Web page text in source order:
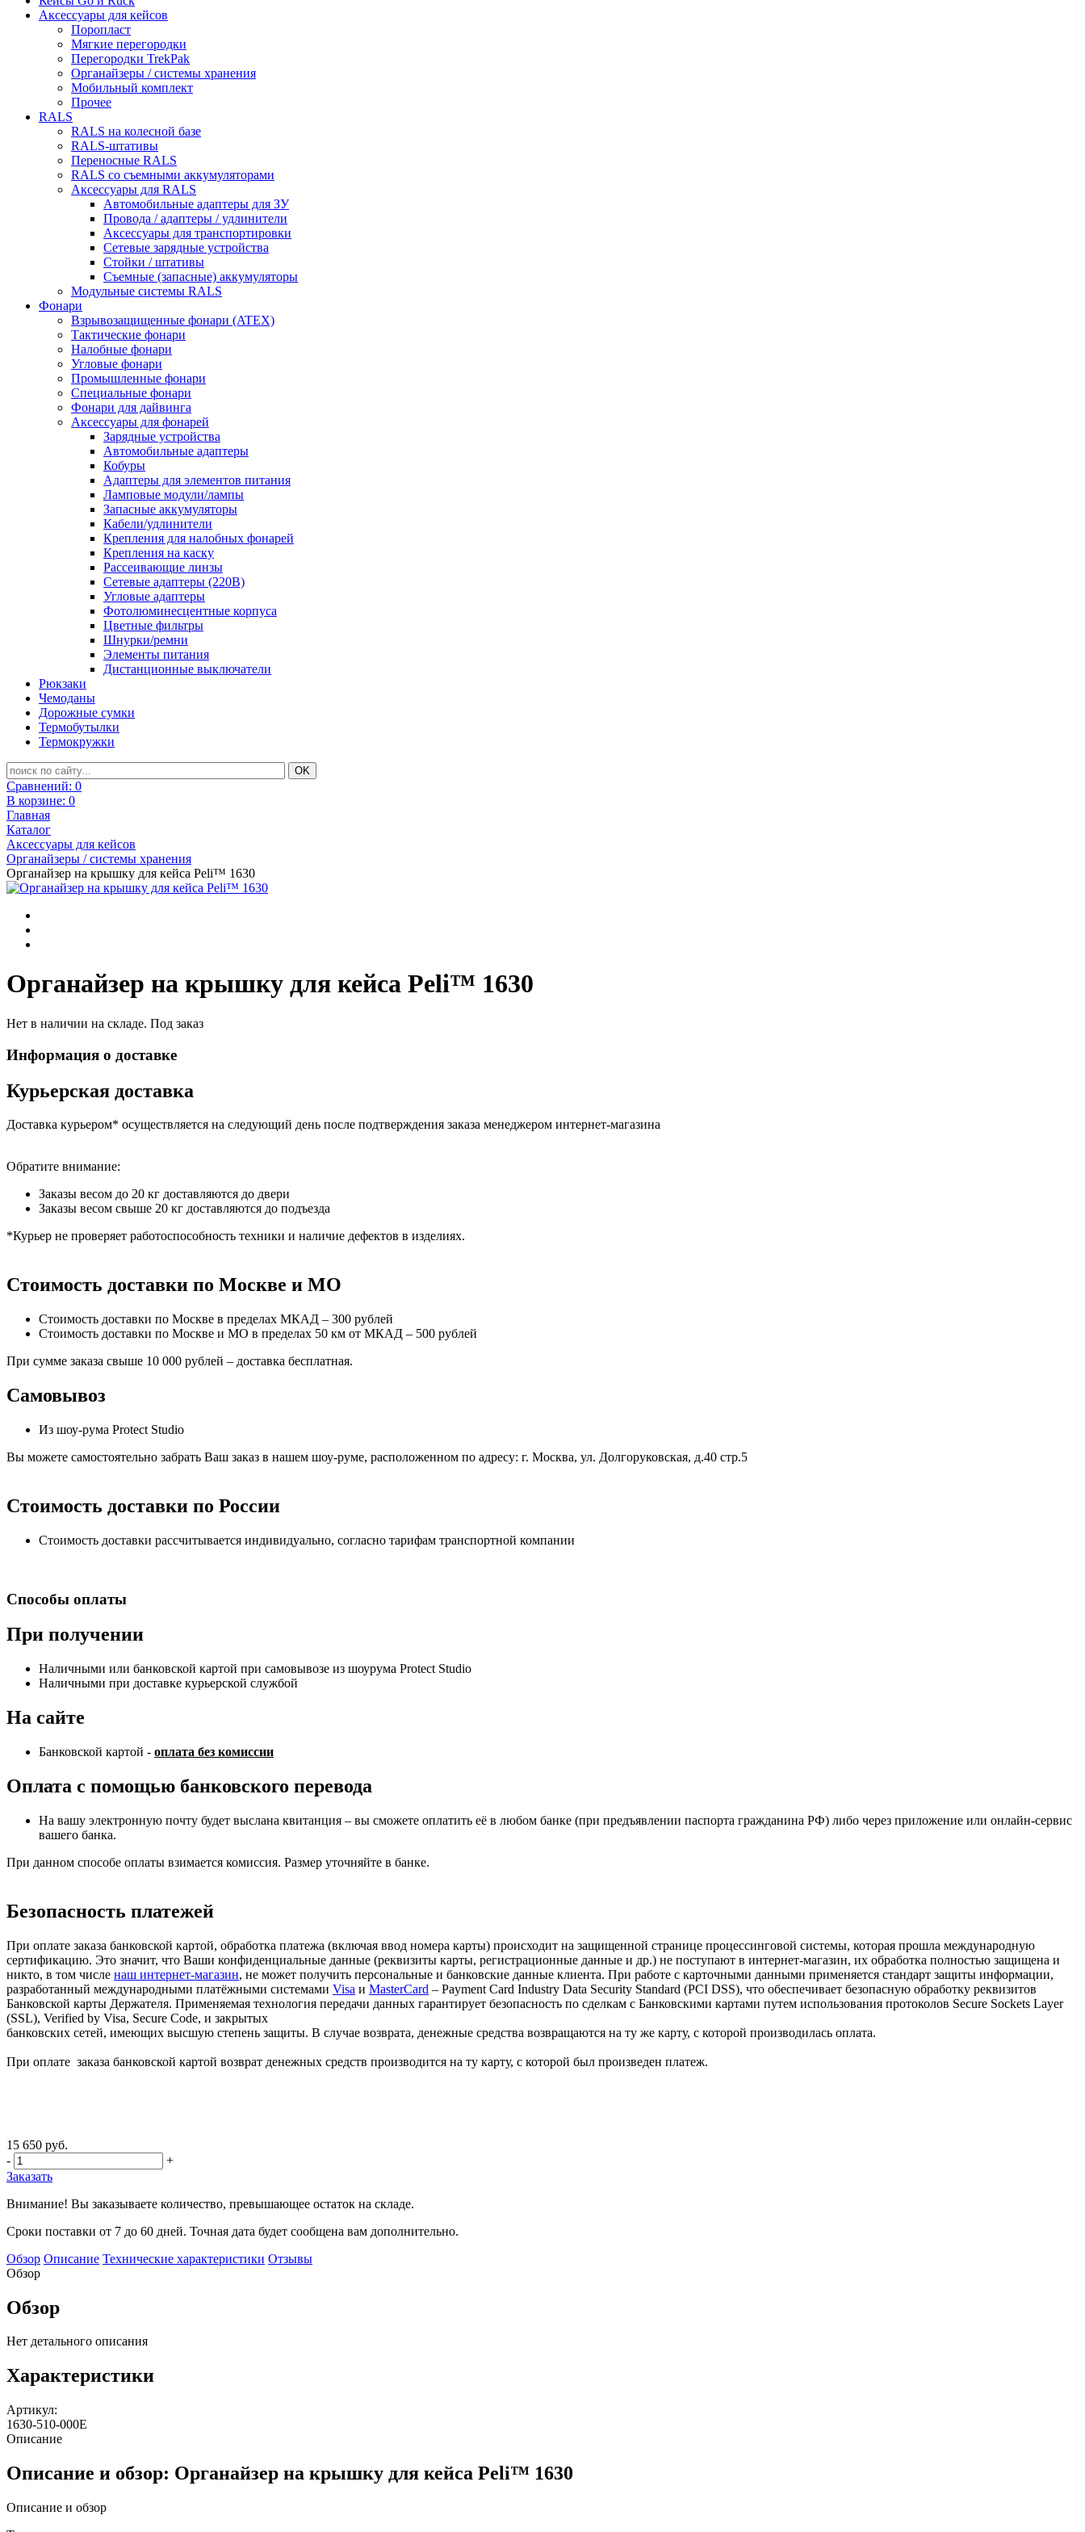
Аксессуары для кейсов
Поропласт
Мягкие перегородки
Перегородки TrekPak
Органайзеры / системы хранения
Мобильный комплект
Прочее
RALS
RALS на колесной базе
RALS-штативы
Переносные RALS
RALS со съемными аккумуляторами
Аксессуары для RALS
Автомобильные адаптеры для ЗУ
Провода / адаптеры / удлинители
Аксессуары для транспортировки
Сетевые зарядные устройства
Стойки / штативы
Съемные (запасные) аккумуляторы
Модульные системы RALS
Фонари
Взрывозащищенные фонари (ATEX)
Тактические фонари
Налобные фонари
Угловые фонари
Промышленные фонари
Специальные фонари
Фонари для дайвинга
Аксессуары для фонарей
Зарядные устройства
Автомобильные адаптеры
Кобуры
Адаптеры для элементов питания
Ламповые модули/лампы
Запасные аккумуляторы
Кабели/удлинители
Крепления для налобных фонарей
Крепления на каску
Рассеивающие линзы
Сетевые адаптеры (220В)
Угловые адаптеры
Фотолюминесцентные корпуса
Цветные фильтры
Шнурки/ремни
Элементы питания
Дистанционные выключатели
Рюкзаки
Чемоданы
Дорожные сумки
Термобутылки
Термокружки
Сравнений: 0
В корзине: 0
Главная
Каталог
Аксессуары для кейсов
Органайзеры / системы хранения
Органайзер на крышку для кейса Peli™ 1630
Органайзер на крышку для кейса Peli™ 1630
Нет в наличии на складе. Под заказ
Информация о доставке
Курьерская доставка
Доставка курьером* осуществляется на следующий день после подтверждения заказа менеджером интернет-магазина
Обратите внимание:
Заказы весом до 20 кг доставляются до двери
Заказы весом свыше 20 кг доставляются до подъезда
*Курьер не проверяет работоспособность техники и наличие дефектов в изделиях.
Стоимость доставки по Москве и МО
Стоимость доставки по Москве в пределах МКАД – 300 рублей
Стоимость доставки по Москве и МО в пределах 50 км от МКАД – 500 рублей
При сумме заказа свыше 10 000 рублей – доставка бесплатная.
Самовывоз
Из шоу-рума Protect Studio
Вы можете самостоятельно забрать Ваш заказ в нашем шоу-руме, расположенном по адресу: г. Москва, ул. Долгоруковская, д.40 стр.5
Стоимость доставки по России
Стоимость доставки рассчитывается индивидуально, согласно тарифам транспортной компании
Способы оплаты
При получении
Наличными или банковской картой при самовывозе из шоурума Protect Studio
Наличными при доставке курьерской службой
На сайте
Банковской картой - оплата без комиссии
Оплата с помощью банковского перевода
На вашу электронную почту будет выслана квитанция – вы сможете оплатить её в любом банке (при предъявлении паспорта гражданина РФ) либо через приложение или онлайн-сервис
вашего банка.
При данном способе оплаты взимается комиссия. Размер уточняйте в банке.
Безопасность платежей
При оплате заказа банковской картой, обработка платежа (включая ввод номера карты) происходит на защищенной странице процессинговой системы, которая прошла международную
сертификацию. Это значит, что Ваши конфиденциальные данные (реквизиты карты, регистрационные данные и др.) не поступают в интернет-магазин, их обработка полностью защищена и
никто, в том числе наш интернет-магазин, не может получить персональные и банковские данные клиента. При работе с карточными данными применяется стандарт защиты информации,
разработанный международными платёжными системами Visa и MasterCard – Payment Card Industry Data Security Standard (PCI DSS), что обеспечивает безопасную обработку реквизитов
Банковской карты Держателя. Применяемая технология передачи данных гарантирует безопасность по сделкам с Банковскими картами путем использования протоколов Secure Sockets Layer
(SSL), Verified by Visa, Secure Code, и закрытых
банковских сетей, имеющих высшую степень защиты. В случае возврата, денежные средства возвращаются на ту же карту, с которой производилась оплата.
При оплате заказа банковской картой возврат денежных средств производится на ту карту, с которой был произведен платеж.
15 650 руб.
-
+
Заказать
Внимание! Вы заказываете количество, превышающее остаток на складе.
Сроки поставки от 7 до 60 дней. Точная дата будет сообщена вам дополнительно.
Обзор Описание Технические характеристики Отзывы
Обзор
Обзор
Нет детального описания
Характеристики
Артикул:
1630-510-000E
Описание
Описание и обзор: Органайзер на крышку для кейса Peli™ 1630
Описание и обзор